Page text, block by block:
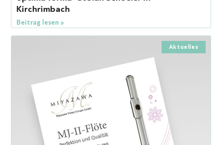
Kirchrimbach
Beitrag lesen »
Aktuelles